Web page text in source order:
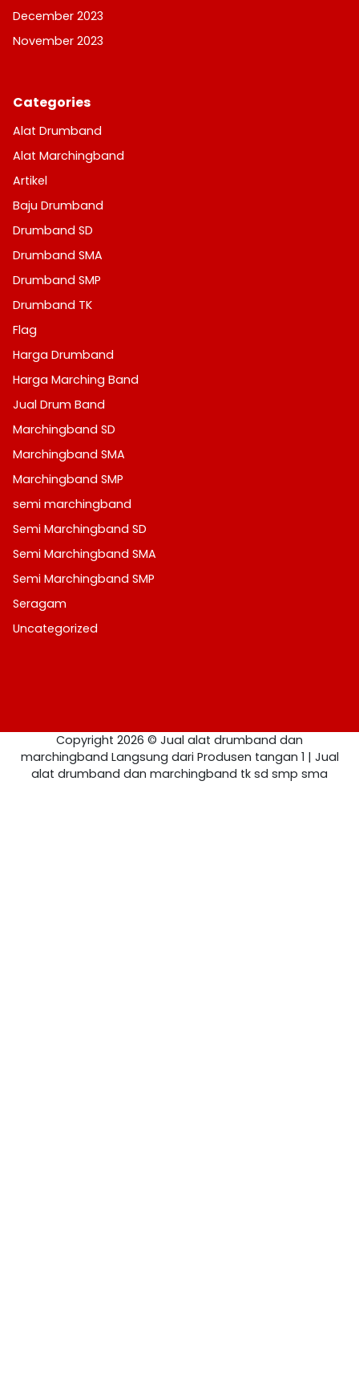
December 2023
November 2023
Categories
Alat Drumband
Alat Marchingband
Artikel
Baju Drumband
Drumband SD
Drumband SMA
Drumband SMP
Drumband TK
Flag
Harga Drumband
Harga Marching Band
Jual Drum Band
Marchingband SD
Marchingband SMA
Marchingband SMP
semi marchingband
Semi Marchingband SD
Semi Marchingband SMA
Semi Marchingband SMP
Seragam
Uncategorized
Copyright 2026 © Jual alat drumband dan
marchingband Langsung dari Produsen tangan 1 | Jual
alat drumband dan marchingband tk sd smp sma